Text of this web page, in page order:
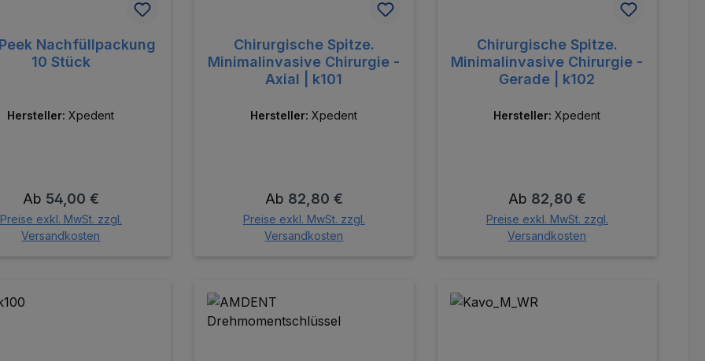
Nachfüllpackung
10 Stück
Hersteller:Xpedent
Regulärer Preis:
Ab 54,00 €
Preise exkl. MwSt. zzgl.
Versandkosten
Chirurgische Spitze.
Minimalinvasive Chirurgie -
Axial | k101
Hersteller:Xpedent
Regulärer Preis:
Ab 82,80 €
Preise exkl. MwSt. zzgl.
Versandkosten
Chirurgische Spitze.
Minimalinvasive Chirurgie -
Gerade | k102
Hersteller:Xpedent
Regulärer Preis:
Ab 82,80 €
Preise exkl. MwSt. zzgl.
Versandkosten